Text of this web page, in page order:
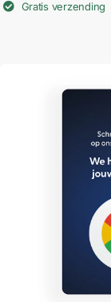
Gratis verzending